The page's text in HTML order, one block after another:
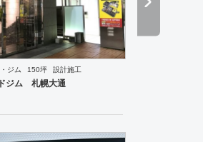
オフィス イベントブース・ショールーム
ジム 150坪 設計施工
ジム 札幌大通